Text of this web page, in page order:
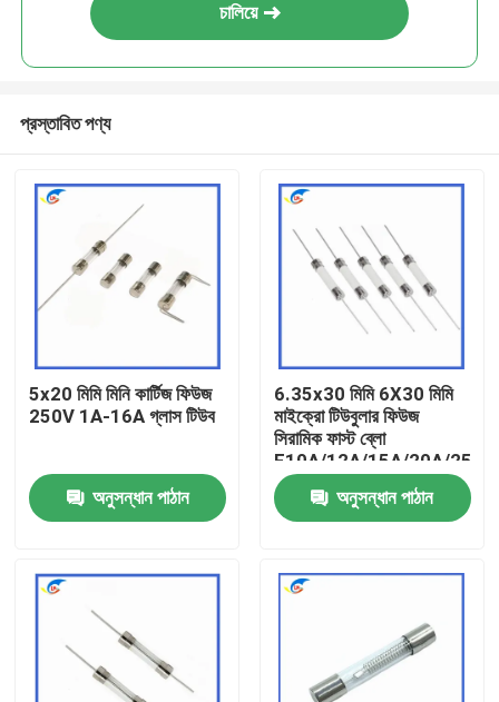
পণ্য
ভিডিও
চালিয়ে
প্রস্তাবিত পণ্য
5x20 মিমি মিনি কার্টিজ ফিউজ
250V 1A-16A গ্লাস টিউব
অনুসন্ধান পাঠান
6.35x30 মিমি 6X30 মিমি
মাইক্রো টিউবুলার ফিউজ
সিরামিক ফাস্ট ব্লো
F10A/12A/15A/20A/25A/
পিন ডাবল ক্যাপ
অনুসন্ধান পাঠান